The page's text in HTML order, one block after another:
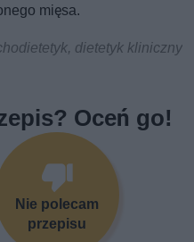
mięsa.
dietetyk kliniczny
Oceń go!
Nie polecam
przepisu